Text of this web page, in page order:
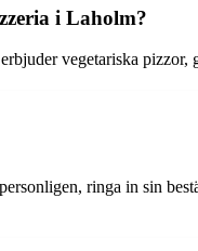
i Laholm?
vegetariska
ringa in sin